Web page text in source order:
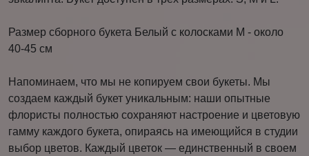
Размер сборного букета Белый с колосками М - около
40-45 см
Напоминаем, что мы не копируем свои букеты. Мы
создаем каждый букет уникальным: наши опытные
флористы полностью сохраняют настроение и цветовую
гамму каждого букета, опираясь на имеющийся в студии
выбор цветов. Каждый цветок — единственный в своем